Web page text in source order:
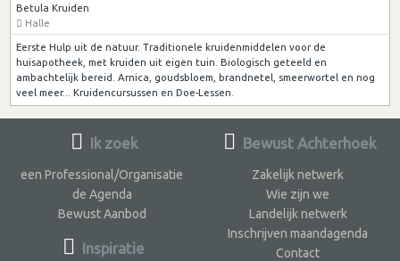
Betula Kruiden
Halle
Eerste Hulp uit de natuur. Traditionele kruidenmiddelen voor de
huisapotheek, met kruiden uit eigen tuin. Biologisch geteeld en
ambachtelijk bereid. Arnica, goudsbloem, brandnetel, smeerwortel en nog
veel meer... Kruidencursussen en Doe-Lessen.
Ik zoek
een Professional/Organisatie
de Agenda
Bewust Aanbod
Inspiratie
Bewust Achterhoek
Zakelijk netwerk
Wie zijn we
Landelijk netwerk
Inschrijven maandagenda
Contact